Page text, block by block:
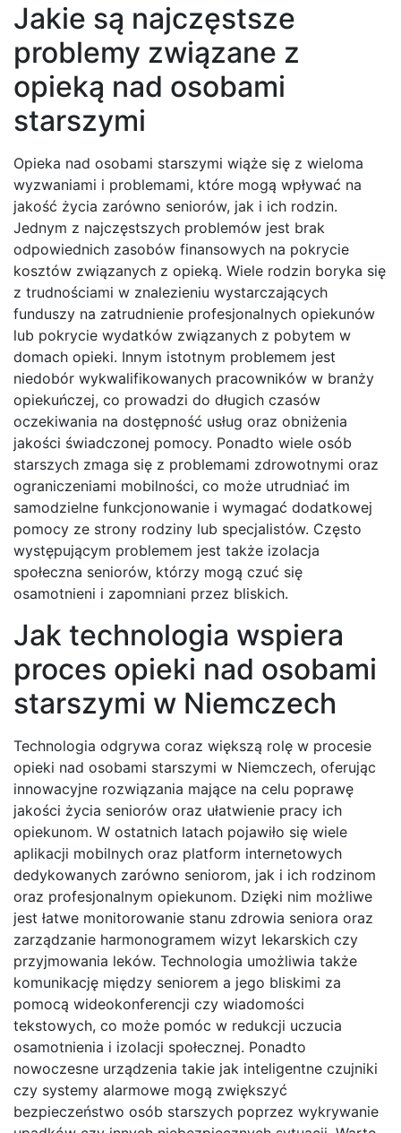
Jakie są najczęstsze
problemy związane z
opieką nad osobami
starszymi
Opieka nad osobami starszymi wiąże się z wieloma
wyzwaniami i problemami, które mogą wpływać na
jakość życia zarówno seniorów, jak i ich rodzin.
Jednym z najczęstszych problemów jest brak
odpowiednich zasobów finansowych na pokrycie
kosztów związanych z opieką. Wiele rodzin boryka się
z trudnościami w znalezieniu wystarczających
funduszy na zatrudnienie profesjonalnych opiekunów
lub pokrycie wydatków związanych z pobytem w
domach opieki. Innym istotnym problemem jest
niedobór wykwalifikowanych pracowników w branży
opiekuńczej, co prowadzi do długich czasów
oczekiwania na dostępność usług oraz obniżenia
jakości świadczonej pomocy. Ponadto wiele osób
starszych zmaga się z problemami zdrowotnymi oraz
ograniczeniami mobilności, co może utrudniać im
samodzielne funkcjonowanie i wymagać dodatkowej
pomocy ze strony rodziny lub specjalistów. Często
występującym problemem jest także izolacja
społeczna seniorów, którzy mogą czuć się
osamotnieni i zapomniani przez bliskich.
Jak technologia wspiera
proces opieki nad osobami
starszymi w Niemczech
Technologia odgrywa coraz większą rolę w procesie
opieki nad osobami starszymi w Niemczech, oferując
innowacyjne rozwiązania mające na celu poprawę
jakości życia seniorów oraz ułatwienie pracy ich
opiekunom. W ostatnich latach pojawiło się wiele
aplikacji mobilnych oraz platform internetowych
dedykowanych zarówno seniorom, jak i ich rodzinom
oraz profesjonalnym opiekunom. Dzięki nim możliwe
jest łatwe monitorowanie stanu zdrowia seniora oraz
zarządzanie harmonogramem wizyt lekarskich czy
przyjmowania leków. Technologia umożliwia także
komunikację między seniorem a jego bliskimi za
pomocą wideokonferencji czy wiadomości
tekstowych, co może pomóc w redukcji uczucia
osamotnienia i izolacji społecznej. Ponadto
nowoczesne urządzenia takie jak inteligentne czujniki
czy systemy alarmowe mogą zwiększyć
bezpieczeństwo osób starszych poprzez wykrywanie